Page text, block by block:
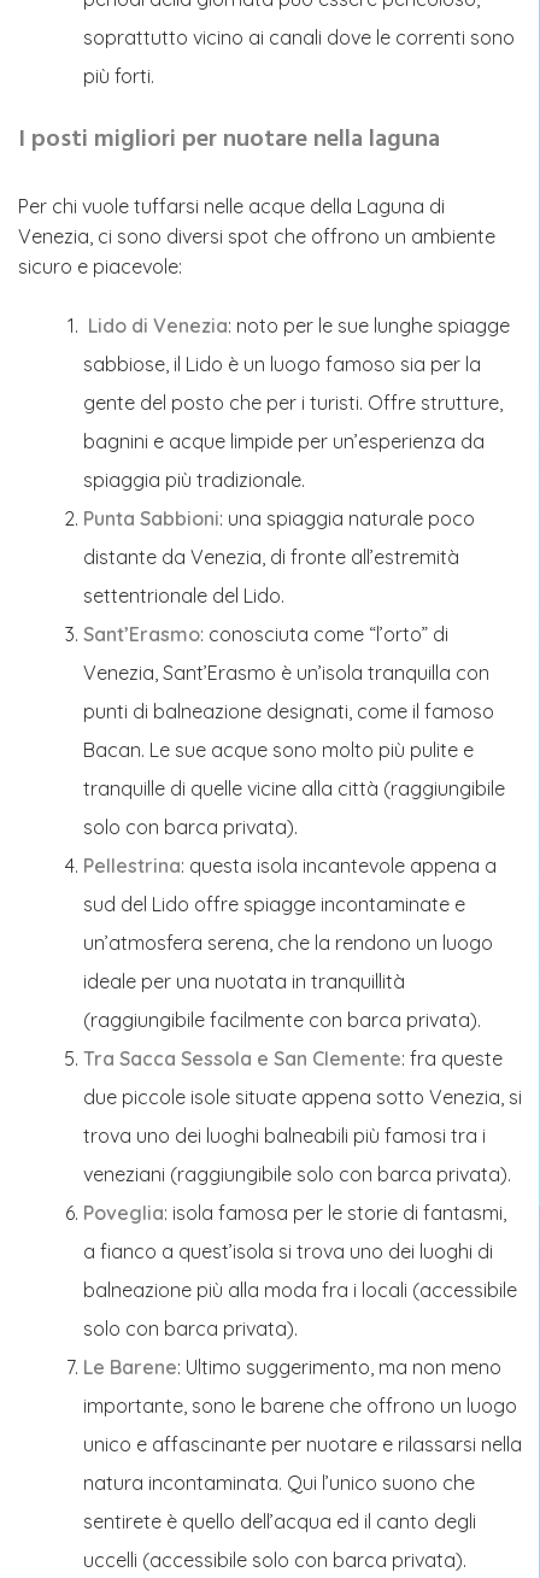
soprattutto vicino ai canali dove le correnti sono
più forti.
I posti migliori per nuotare nella laguna
Per chi vuole tuffarsi nelle acque della Laguna di
Venezia, ci sono diversi spot che offrono un ambiente
sicuro e piacevole:
Lido di Venezia: noto per le sue lunghe spiagge
sabbiose, il Lido è un luogo famoso sia per la
gente del posto che per i turisti. Offre strutture,
bagnini e acque limpide per un’esperienza da
spiaggia più tradizionale.
Punta Sabbioni: una spiaggia naturale poco
distante da Venezia, di fronte all’estremità
settentrionale del Lido.
Sant’Erasmo: conosciuta come “l’orto” di
Venezia, Sant’Erasmo è un’isola tranquilla con
punti di balneazione designati, come il famoso
Bacan. Le sue acque sono molto più pulite e
tranquille di quelle vicine alla città (raggiungibile
solo con barca privata).
Pellestrina: questa isola incantevole appena a
sud del Lido offre spiagge incontaminate e
un’atmosfera serena, che la rendono un luogo
ideale per una nuotata in tranquillità
(raggiungibile facilmente con barca privata).
Tra Sacca Sessola e San Clemente: fra queste
due piccole isole situate appena sotto Venezia, si
trova uno dei luoghi balneabili più famosi tra i
veneziani (raggiungibile solo con barca privata).
Poveglia: isola famosa per le storie di fantasmi,
a fianco a quest’isola si trova uno dei luoghi di
balneazione più alla moda fra i locali (accessibile
solo con barca privata).
Le Barene: Ultimo suggerimento, ma non meno
importante, sono le barene che offrono un luogo
unico e affascinante per nuotare e rilassarsi nella
natura incontaminata. Qui l’unico suono che
sentirete è quello dell’acqua ed il canto degli
uccelli (accessibile solo con barca privata).